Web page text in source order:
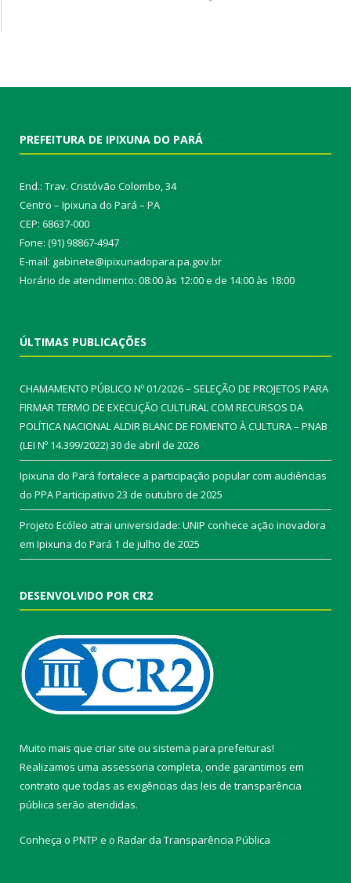
PREFEITURA DE IPIXUNA DO PARÁ
End.: Trav. Cristóvão Colombo, 34
Centro – Ipixuna do Pará – PA
CEP: 68637-000
Fone: (91) 98867-4947
E-mail: gabinete@ipixunadopara.pa.gov.br
Horário de atendimento: 08:00 às 12:00 e de 14:00 às 18:00
ÚLTIMAS PUBLICAÇÕES
CHAMAMENTO PÚBLICO Nº 01/2026 – SELEÇÃO DE PROJETOS PARA
FIRMAR TERMO DE EXECUÇÃO CULTURAL COM RECURSOS DA
POLÍTICA NACIONAL ALDIR BLANC DE FOMENTO À CULTURA – PNAB
(LEI Nº 14.399/2022)30 de abril de 2026
Ipixuna do Pará fortalece a participação popular com audiências
do PPA Participativo 23 de outubro de 2025
Projeto Ecóleo atrai universidade: UNIP conhece ação inovadora
em Ipixuna do Pará 1 de julho de 2025
DESENVOLVIDO POR CR2
Muito mais que criar site ou sistema para prefeituras!
Realizamos uma assessoria completa, onde garantimos em
contrato que todas as exigências das leis de transparência
pública serão atendidas.
Conheça o PNTP e o Radar da Transparência Pública